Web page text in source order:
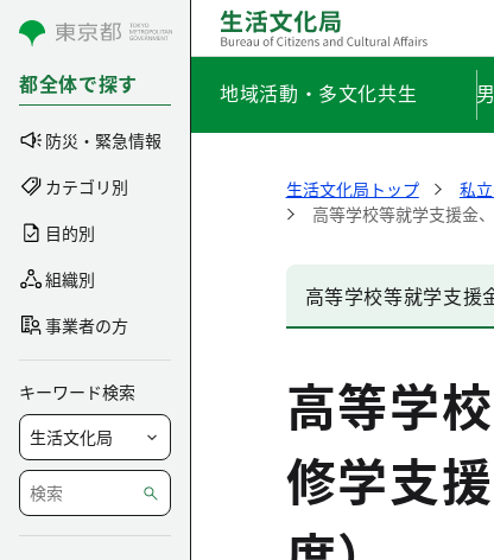
コンテンツにスキップ
都全体で探す
防災・緊急情報
カテゴリ別
目的別
組織別
事業者の方
キーワード検索
地域活動・多文化共生
生活文化局トップ 私
高等学校等就学支援金
高等学校等就学支援
高等学
修学支